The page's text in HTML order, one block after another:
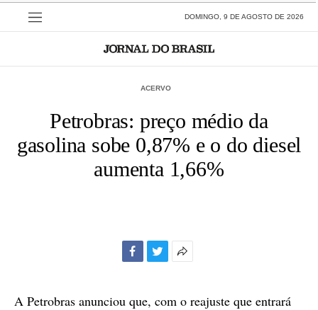
DOMINGO, 9 DE AGOSTO DE 2026
ACERVO
Petrobras: preço médio da
gasolina sobe 0,87% e o do diesel
aumenta 1,66%
compartilhamento
A Petrobras anunciou que, com o reajuste que entrará